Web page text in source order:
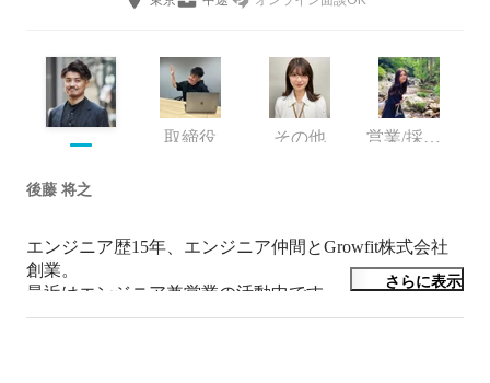
取締役 その他 営業/採用/広報/バックオフィス
後藤 将之
エンジニア歴15年、エンジニア仲間とGrowfit株式会社
創業。
最近はエンジニア兼営業の活動中です。
エンジニア採用強化中です！
さらに表示